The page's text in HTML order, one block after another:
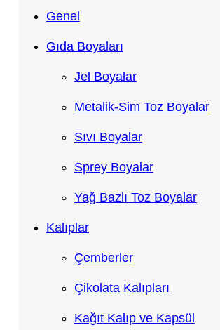
Genel
Gıda Boyaları
Jel Boyalar
Metalik-Sim Toz Boyalar
Sıvı Boyalar
Sprey Boyalar
Yağ Bazlı Toz Boyalar
Kalıplar
Çemberler
Çikolata Kalıpları
Kağıt Kalıp ve Kapsül